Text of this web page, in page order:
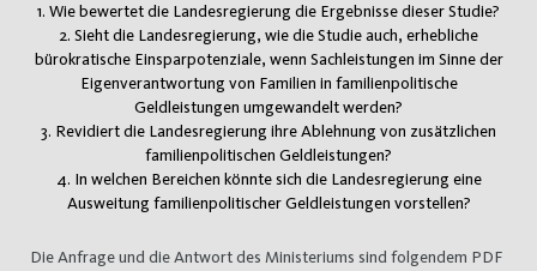
1. Wie bewertet die Landesregierung die Ergebnisse dieser Studie?
2. Sieht die Landesregierung, wie die Studie auch, erhebliche
bürokratische Einsparpotenziale, wenn Sachleistungen im Sinne der
Eigenverantwortung von Familien in familienpolitische
Geldleistungen umgewandelt werden?
3. Revidiert die Landesregierung ihre Ablehnung von zusätzlichen
familienpolitischen Geldleistungen?
4. In welchen Bereichen könnte sich die Landesregierung eine
Ausweitung familienpolitischer Geldleistungen vorstellen?
Die Anfrage und die Antwort des Ministeriums sind folgendem PDF